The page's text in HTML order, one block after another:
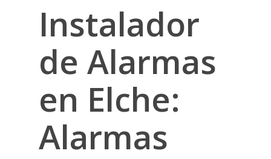
Instalador
de Alarmas
en Elche:
Alarmas